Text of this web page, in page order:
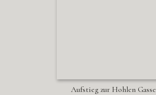
Aufstieg zur Hohlen Gasse